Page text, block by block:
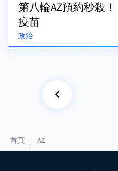
政治
第八輪AZ預約秒殺
疫苗
首頁 AZ